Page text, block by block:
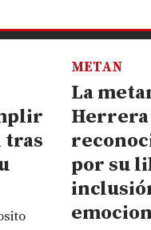
tras
La
Herrera
por su
METAN